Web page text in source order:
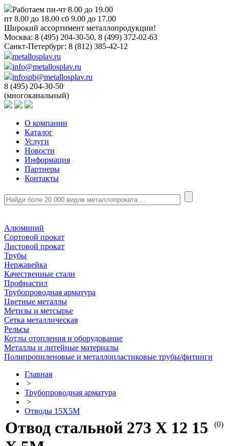
Работаем пн-чт 8.00 до 19.00
пт 8.00 до 18.00 сб 9.00 до 17.00
Широкий ассортимент металлопродукции!
Москва: 8 (495) 204-30-50, 8 (499) 372-02-63
Санкт-Петербург: 8 (812) 385-42-12
metallosplav.ru
info@metallosplav.ru
infospb@metallosplav.ru
8 (495) 204-30-50
(многоканальный)
О компании
Каталог
Услуги
Новости
Информация
Партнеры
Контакты
Алюминий
Сортовой прокат
Листовой прокат
Трубы
Нержавейка
Качественные стали
Профнастил
Трубопроводная арматура
Цветные металлы
Метизы и метсырье
Сетка металлическая
Рельсы
Котлы отопления и оборудование
Металлы и литейные материалы
Полипропиленовые и металлопластиковые трубы/фитинги
Главная
>
Трубопроводная арматура
>
Отводы 15Х5М
(0)
Отвод стальной 273 Х 12 15